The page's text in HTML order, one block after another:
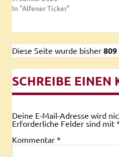
In "Alfener Ticker"
Diese Seite wurde bisher 809
SCHREIBE EINEN
Deine E-Mail-Adresse wird
Erforderliche Felder sind mit
Kommentar *